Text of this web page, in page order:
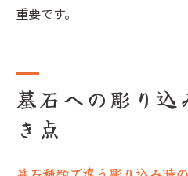
重要です。
墓石への彫り込
き点